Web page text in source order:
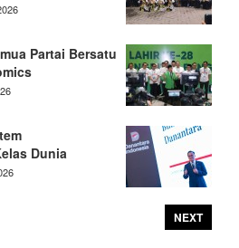
Partai Bersatu
Dunia
NEXT